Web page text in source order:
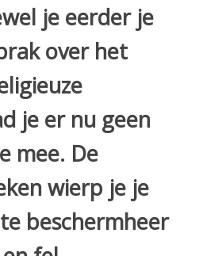
je eerder je
over het
je er nu geen
mee. De
wierp je je
beschermheer